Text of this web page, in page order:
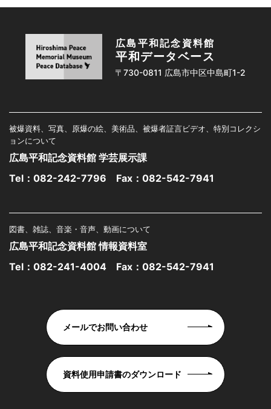
広島平和記念資料館
平和データベース
〒730-0811 広島市中区中島町1-2
被爆資料、写真、原爆の絵、美術品、被爆者証言ビデオ、特別コレクシ
ョンについて
広島平和記念資料館 学芸展示課
Tel： 082-242-7796 Fax：082-542-7941
図書、雑誌、音楽・音声、動画について
広島平和記念資料館 情報資料室
Tel： 082-241-4004 Fax：082-542-7941
メールでお問い合わせ
資料使用申請書のダウンロード